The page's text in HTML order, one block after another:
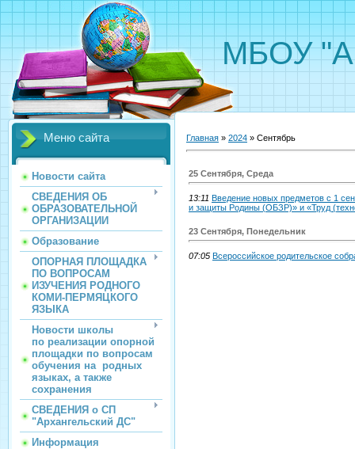
МБОУ
Меню сайта
Новости сайта
СВЕДЕНИЯ ОБ
ОБРАЗОВАТЕЛЬНОЙ
ОРГАНИЗАЦИИ
Образование
ОПОРНАЯ ПЛОЩАДКА
ПО ВОПРОСАМ
ИЗУЧЕНИЯ РОДНОГО
КОМИ-ПЕРМЯЦКОГО
ЯЗЫКА
Новости школы
по реализации опорной
площадки по вопросам
обучения на родных
языках, а также
сохранения
СВЕДЕНИЯ о СП
"Архангельский ДС"
Информация
Главная » 2024 » Сентябрь
25 Сентября, Среда
13:11 Введение новых предметов с 1
и защиты Родины (ОБЗР)» и «Труд
23 Сентября, Понедельник
07:05 Всероссийское родительское